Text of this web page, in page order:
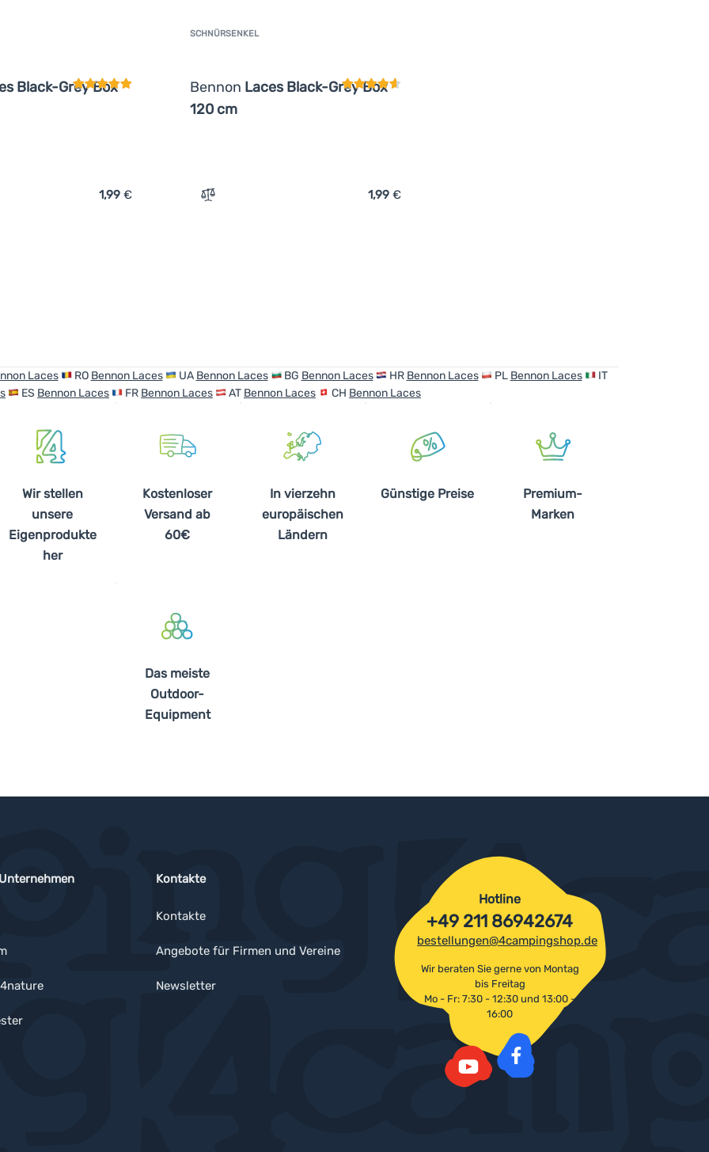
Black-Grey Box
'Schnürsenkel Bennon Laces Black-Grey Box 155 cm' hinzufügen
1,99 €
SCHNÜRSENKEL
Bennon Laces Black-Grey Box
120 cm
Zum Vergleich 'Schnürsenkel Bennon Laces Black-Grey Box 120 cm' hinzufügen
1,99€
Laces RO Bennon Laces UA Bennon Laces BG Bennon Laces HR Bennon Laces PL Bennon Laces
IT
ES Bennon Laces FR Bennon Laces AT Bennon Laces CH Bennon Laces
Wir stellen
unsere
Eigenprodukte
her
Kostenloser
Versand ab
60€
In vierzehn
europäischen
Ländern
Günstige Preise
Premium-
Marken
Das meiste
Outdoor-
Equipment
Kontakte
Kontakte
Angebote für Firmen und Vereine
Newsletter
Hotline
+49 211 86942674
bestellungen@4campingshop.de
Wir beraten Sie gerne von Montag
bis Freitag
Mo - Fr: 7:30 - 12:30 und 13:00 -
16:00